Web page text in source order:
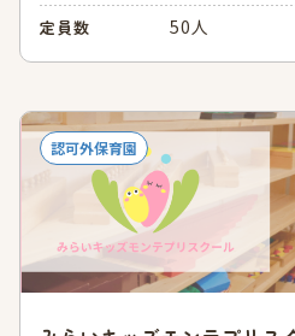
定員数 50人
認可外保育園